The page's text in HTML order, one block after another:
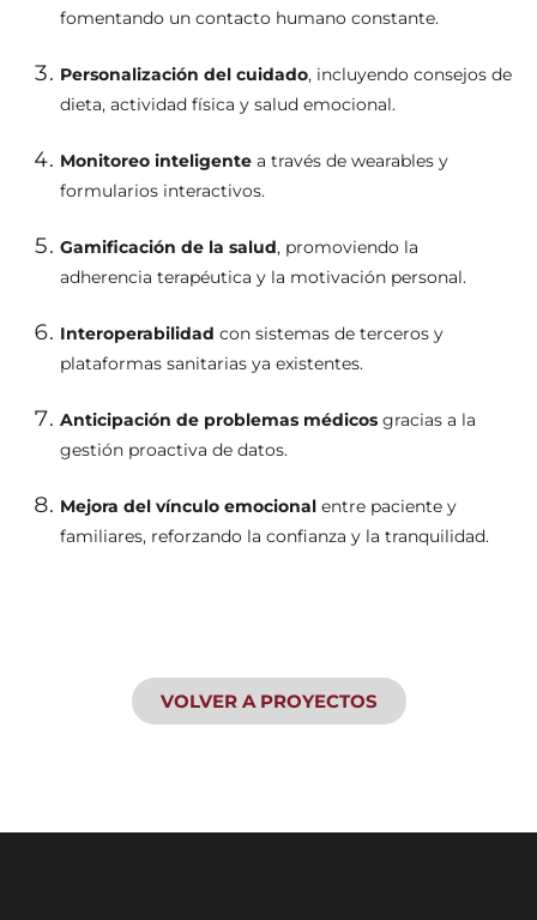
fomentando un contacto humano constante.
Personalización del cuidado, incluyendo consejos de
dieta, actividad física y salud emocional.
Monitoreo inteligente a través de wearables y
formularios interactivos.
Gamificación de la salud, promoviendo la
adherencia terapéutica y la motivación personal.
Interoperabilidad con sistemas de terceros y
plataformas sanitarias ya existentes.
Anticipación de problemas médicos gracias a la
gestión proactiva de datos.
Mejora del vínculo emocional entre paciente y
familiares, reforzando la confianza y la tranquilidad.
VOLVER A PROYECTOS